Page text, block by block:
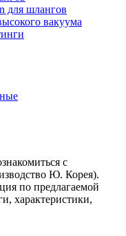
для шлангов
вакуума
с
Ю. Корея).
по предлагаемой
характеристики,